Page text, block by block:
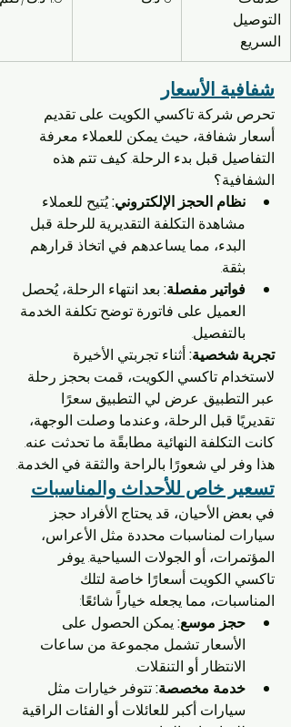
التوصيل
السريع
شفافية الأسعار
تحرص شركة تاكسي الكويت على تقديم
أسعار شفافة، حيث يمكن للعملاء معرفة
التفاصيل قبل بدء الرحلة. كيف تتم هذه
الشفافية؟
نظام الحجز الإلكتروني: يُتيح للعملاء
مشاهدة التكلفة التقديرية للرحلة قبل
البدء، مما يساعدهم في اتخاذ قرارهم
بثقة.
فواتير مفصلة: بعد انتهاء الرحلة، يُحصل
العميل على فاتورة توضح تكلفة الخدمة
بالتفصيل.
تجربة شخصية: أثناء تجربتي الأخيرة
لاستخدام تاكسي الكويت، قمت بحجز رحلة
عبر التطبيق. عرض لي التطبيق سعرًا
تقديريًا قبل الرحلة، وعندما وصلت الوجهة،
كانت التكلفة النهائية مطابقًة ما تحدثت عنه.
هذا وفر لي شعورًا بالراحة والثقة في الخدمة.
تسعير خاص للأحداث والمناسبات
في بعض الأحيان، قد يحتاج الأفراد حجز
سيارات لمناسبات محددة مثل الأعراس،
المؤتمرات، أو الجولات السياحية. يوفر
تاكسي الكويت أسعارًا خاصة لتلك
المناسبات، مما يجعله خياراً شائعًا:
حجز موسع: يمكن الحصول على
الأسعار تشمل مجموعة من ساعات
الانتظار أو التنقلات.
خدمة مخصصة: تتوفر خيارات مثل
سيارات أكبر للعائلات أو الفئات الراقية